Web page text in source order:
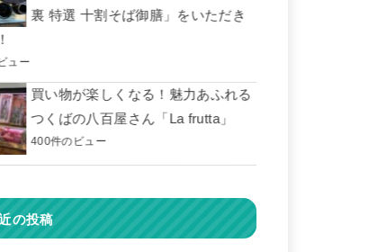
裏 特選 十割そば御膳」をいただき
ュー
買い物が楽しくなる！魅力あふれる
つくばの八百屋さん「La frutta」
400件のビュー
の投稿